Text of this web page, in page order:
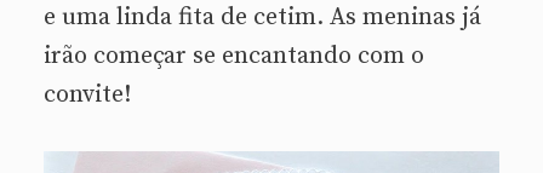
e uma linda fita de cetim. As meninas já
irão começar se encantando com o
convite!